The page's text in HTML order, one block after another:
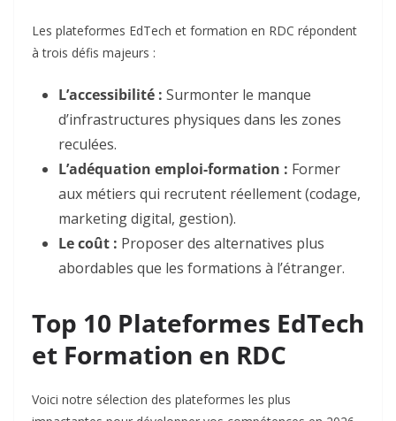
Les plateformes EdTech et formation en RDC répondent
à trois défis majeurs :
L’accessibilité : Surmonter le manque
d’infrastructures physiques dans les zones
reculées.
L’adéquation emploi-formation : Former
aux métiers qui recrutent réellement (codage,
marketing digital, gestion).
Le coût : Proposer des alternatives plus
abordables que les formations à l’étranger.
Top 10 Plateformes EdTech
et Formation en RDC
Voici notre sélection des plateformes les plus